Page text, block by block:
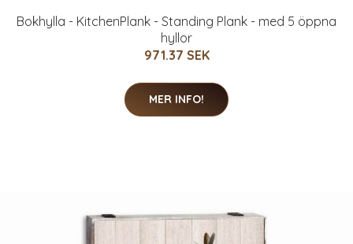
Bokhylla - KitchenPlank - Standing Plank - med 5 öppna
hyllor
971.37 SEK
MER INFO!